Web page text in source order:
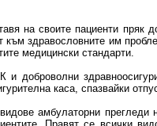
на своите пациенти пряк
здравословните им
медицински стандарти.
доброволни
каса, спазвайки
амбулаторни